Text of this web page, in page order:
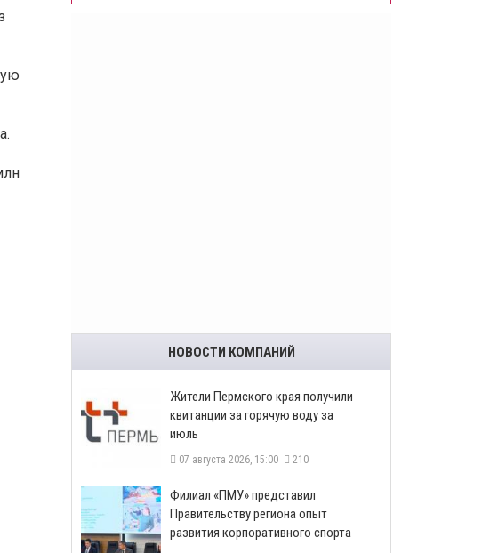
НОВОСТИ КОМПАНИЙ
​Жители Пермского края получили
квитанции за горячую воду за
июль
07 августа 2026, 15:00 210
​Филиал «ПМУ» представил
Правительству региона опыт
развития корпоративного спорта